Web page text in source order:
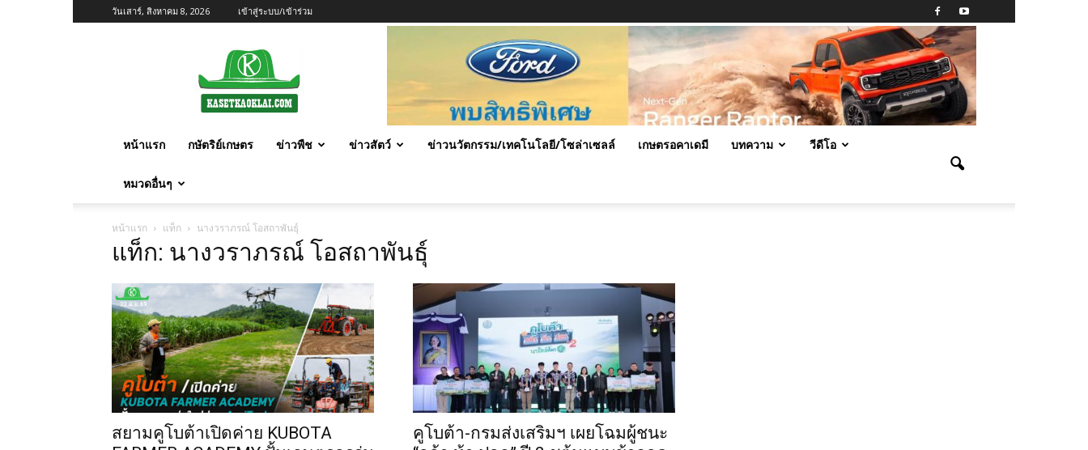
วันเสาร์, สิงหาคม 8, 2026 เข้าสู่ระบบ/เข้าร่วม
หน้าแรก กษัตริย์เกษตร ข่าวพืช ข่าวสัตว์ ข่าวนวัตกรรม/เทคโนโลยี/โซล่าเซลล์ เกษตรอคาเดมี บทความ วีดีโอ
หมวดอื่นๆ
หน้าแรก แท็ก นางวราภรณ์ โอสถาพันธุ์
แท็ก: นางวราภรณ์ โอสถาพันธุ์
สยามคูโบต้าเปิดค่าย KUBOTA
คูโบต้า-กรมส่งเสริมฯ เผยโฉมผู้ชนะ